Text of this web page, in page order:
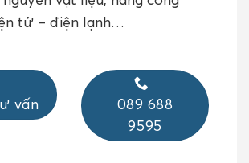
tử – điện lạnh…
vấn
089 688
9595